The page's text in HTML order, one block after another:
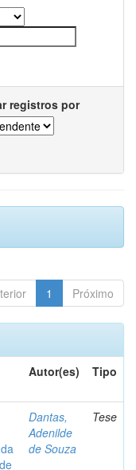
registros por
1 Próximo
Autor(es) Tipo
Dantas,
Adenilde
de Souza
Tese